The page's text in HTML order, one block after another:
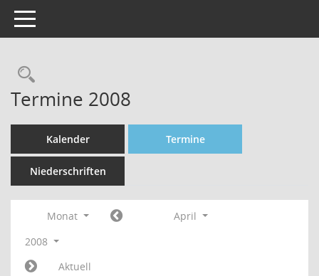
Toggle navigation
Rechercheauswahl
Termine 2008
Kalender Termine
Niederschriften
Monat
April
2008
Aktuell